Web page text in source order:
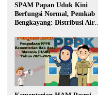
SPAM Papan Uduk Kini
Berfungsi Normal, Pemkab
Bengkayang: Distribusi Air
Warga